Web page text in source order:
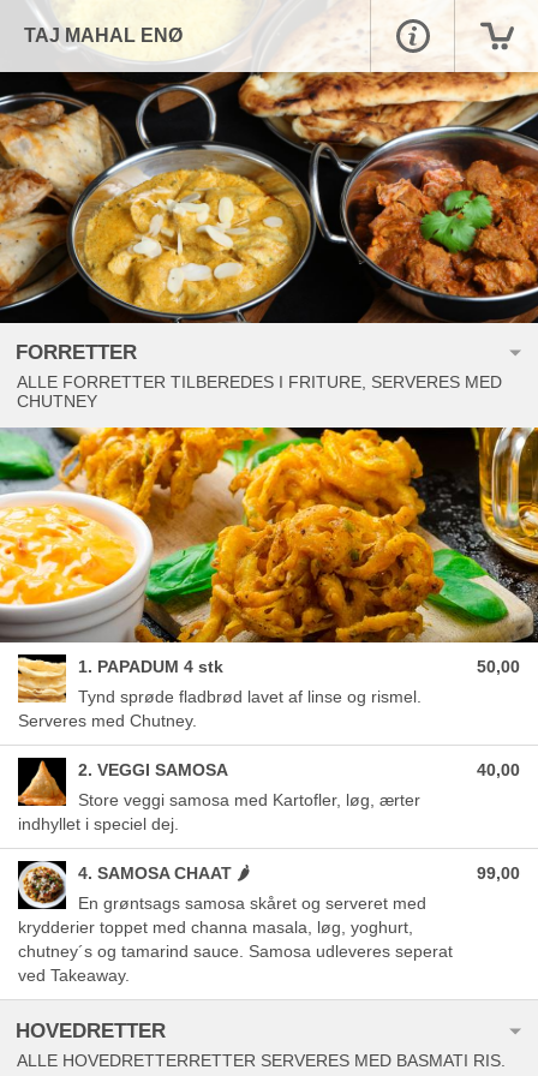
TAJ MAHAL ENØ
FORRETTER
ALLE FORRETTER TILBEREDES I FRITURE, SERVERES MED
CHUTNEY
1. PAPADUM 4 stk
Tynd sprøde fladbrød lavet af linse og rismel.
Serveres med Chutney.
50,00
2. VEGGI SAMOSA
Store veggi samosa med Kartofler, løg, ærter
indhyllet i speciel dej.
40,00
4. SAMOSA CHAAT 🌶
En grøntsags samosa skåret og serveret med
krydderier toppet med channa masala, løg, yoghurt,
chutney´s og tamarind sauce. Samosa udleveres seperat
ved Takeaway.
99,00
HOVEDRETTER
ALLE HOVEDRETTERRETTER SERVERES MED BASMATI RIS.